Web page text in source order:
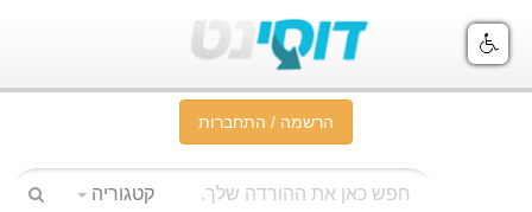
הרשמה / התחברות
קטגוריה